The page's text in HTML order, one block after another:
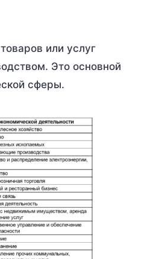
или услуг
Это основной
сферы.